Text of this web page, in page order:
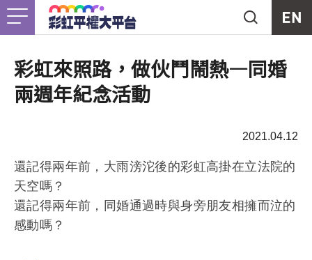
首頁
關於我們
最新消息
未竟之事
友善資源
Jump to Main content
彩虹來照路，做伙鬥鬧熱—同婚
兩週年紀念活動
2021.04.12
還記得兩年前，大雨滂沱後的彩虹高掛在立法院的
天空嗎？
還記得兩年前，同婚通過時與身旁朋友相擁而泣的
感動嗎？